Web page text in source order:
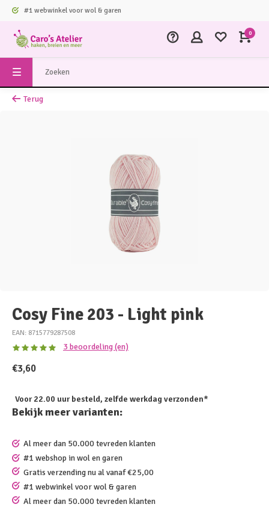
#1 webwinkel voor wol & garen
0
Terug
Cosy Fine 203 - Light pink
EAN: 8715779287508
3 beoordeling (en)
€3,60
Voor 22.00 uur besteld, zelfde werkdag verzonden*
Bekijk meer varianten:
Al meer dan 50.000 tevreden klanten
#1 webshop in wol en garen
Gratis verzending nu al vanaf €25,00
#1 webwinkel voor wol & garen
Al meer dan 50.000 tevreden klanten